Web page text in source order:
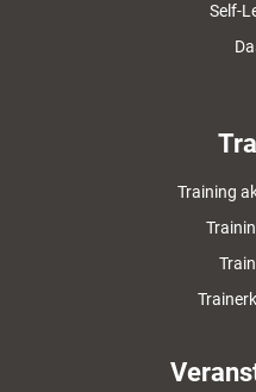
Self-
Training